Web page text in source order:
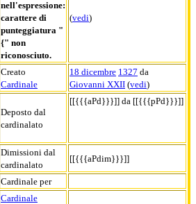
nell'espressione:
carattere di
punteggiatura "
{" non
riconosciuto.
(vedi)
Creato
Cardinale
18 dicembre 1327 da
Giovanni XXII (vedi)
Deposto dal
cardinalato
[[{{{aPd}}}]] da [[{{{pPd}}}]]
Dimissioni dal
cardinalato
[[{{{aPdim}}}]]
Cardinale per
Cardinale